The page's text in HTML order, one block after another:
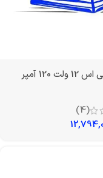
باتری یو پی اس 12 ولت 120 آمپر
(4)